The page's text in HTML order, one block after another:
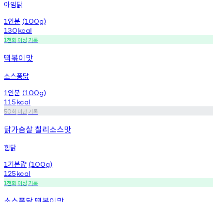
아임닭
1 인분 (100g)
130kcal
1천회 이상기록
떡볶이맛
소스퐁닭
1 인분 (100g)
115kcal
50회 미만기록
닭가슴살 칠리소스맛
힘닭
1 기본량 (100g)
125kcal
1천회 이상기록